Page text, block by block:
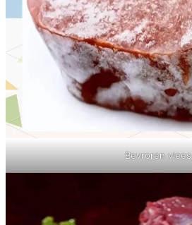
Bevroren vlees